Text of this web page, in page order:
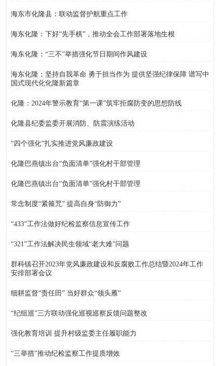
海东市化隆县：联动监督护航重点工作
海东化隆：下好“先手棋”，推动全会工作部署落地生根
海东化隆：“三不”举措强化节日期间作风建设
海东化隆：坚持自我革命 勇于担当作为 提供坚强纪律保障 谱写中
国式现代化化隆新篇章
化隆：2024年警示教育“第一课”筑牢拒腐防变的思想防线
化隆县纪委监委开展消防、防震演练活动
“四个强化”扎实推进党风廉政建设
化隆巴燕镇出台“负面清单”强化村干部管理
化隆巴燕镇出台“负面清单”强化村干部管理
常念制度“紧箍咒” 提高自身“防御力”
“433”工作法做好纪检监察信息宣传工作
“321”工作法解决民生领域“老大难”问题
群科镇召开2023年党风廉政建设和反腐败工作总结暨2024年工作
安排部署会议
细耕监督“责任田” 当好群众“领头雁”
“纪组巡”三方联动强化巡视巡察反馈问题整改
强化教育培训 提升村级监委主任履职能力
“三举措”推动纪检监察工作提质增效